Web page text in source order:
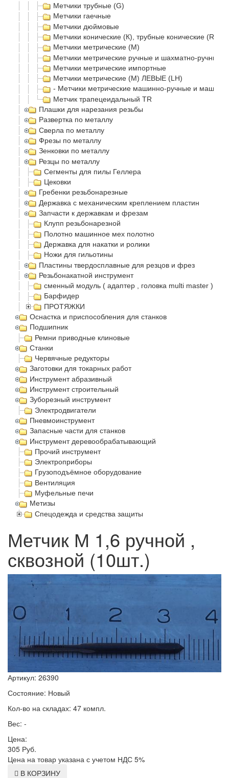
Метчики трубные (G)
Метчики гаечные
Метчики дюймовые
Метчики конические (К), трубные конические (Rc)
Метчики метрические (М)
Метчики метрические ручные и шахматно-ручные
Метчики метрические импортные
Метчики метрические (М) ЛЕВЫЕ (LH)
- Метчики метрические машинно-ручные и
Метчик трапецеидальный TR
Плашки для нарезания резьбы
Развертка по металлу
Сверла по металлу
Фрезы по металлу
Зенковки по металлу
Резцы по металлу
Сегменты для пилы Геллера
Цековки
Гребенки резьбонарезные
Державка с механическим креплением пластин
Запчасти к державкам и фрезам
Клупп резьбонарезной
Полотно машинное мех полотно
Державка для накатки и ролики
Ножи для гильотины
Пластины твердосплавные для резцов и фрез
Резьбонакатной инструмент
сменный модуль ( адаптер , головка multi master )
Барфидер
ПРОТЯЖКИ
Оснастка и приспособления для станков
Подшипник
Ремни приводные клиновые
Станки
Червячные редукторы
Заготовки для токарных работ
Инструмент абразивный
Инструмент строительный
Зуборезный инструмент
Электродвигатели
Пневмоинструмент
Запасные части для станков
Инструмент деревообрабатывающий
Прочий инструмент
Электроприборы
Грузоподъёмное оборудование
Вентиляция
Муфельные печи
Метизы
Спецодежда и средства защиты
Метчик М 1,6 ручной ,
сквозной (10шт.)
Артикул: 26390
Состояние: Новый
Кол-во на складах: 47 компл.
Вес: -
Цена:
305 Руб.
Цена на товар указана с учетом НДС 5%
В КОРЗИНУ